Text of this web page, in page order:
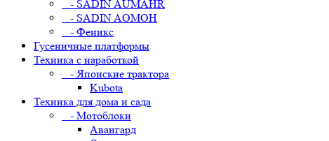
- SADIN AUMAHR
- SADIN AOMOH
- Феникс
Гусеничные платформы
Техника с наработкой
- Японские трактора
Kubota
Техника для дома и сада
- Мотоблоки
Авангард